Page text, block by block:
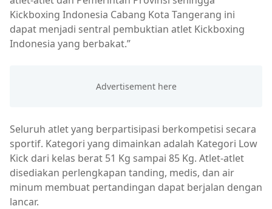
Kickboxing Indonesia Cabang Kota Tangerang ini
dapat menjadi sentral pembuktian atlet Kickboxing
Indonesia yang berbakat.”
Seluruh atlet yang berpartisipasi berkompetisi secara
sportif. Kategori yang dimainkan adalah Kategori Low
Kick dari kelas berat 51 Kg sampai 85 Kg. Atlet-atlet
disediakan perlengkapan tanding, medis, dan air
minum membuat pertandingan dapat berjalan dengan
lancar.